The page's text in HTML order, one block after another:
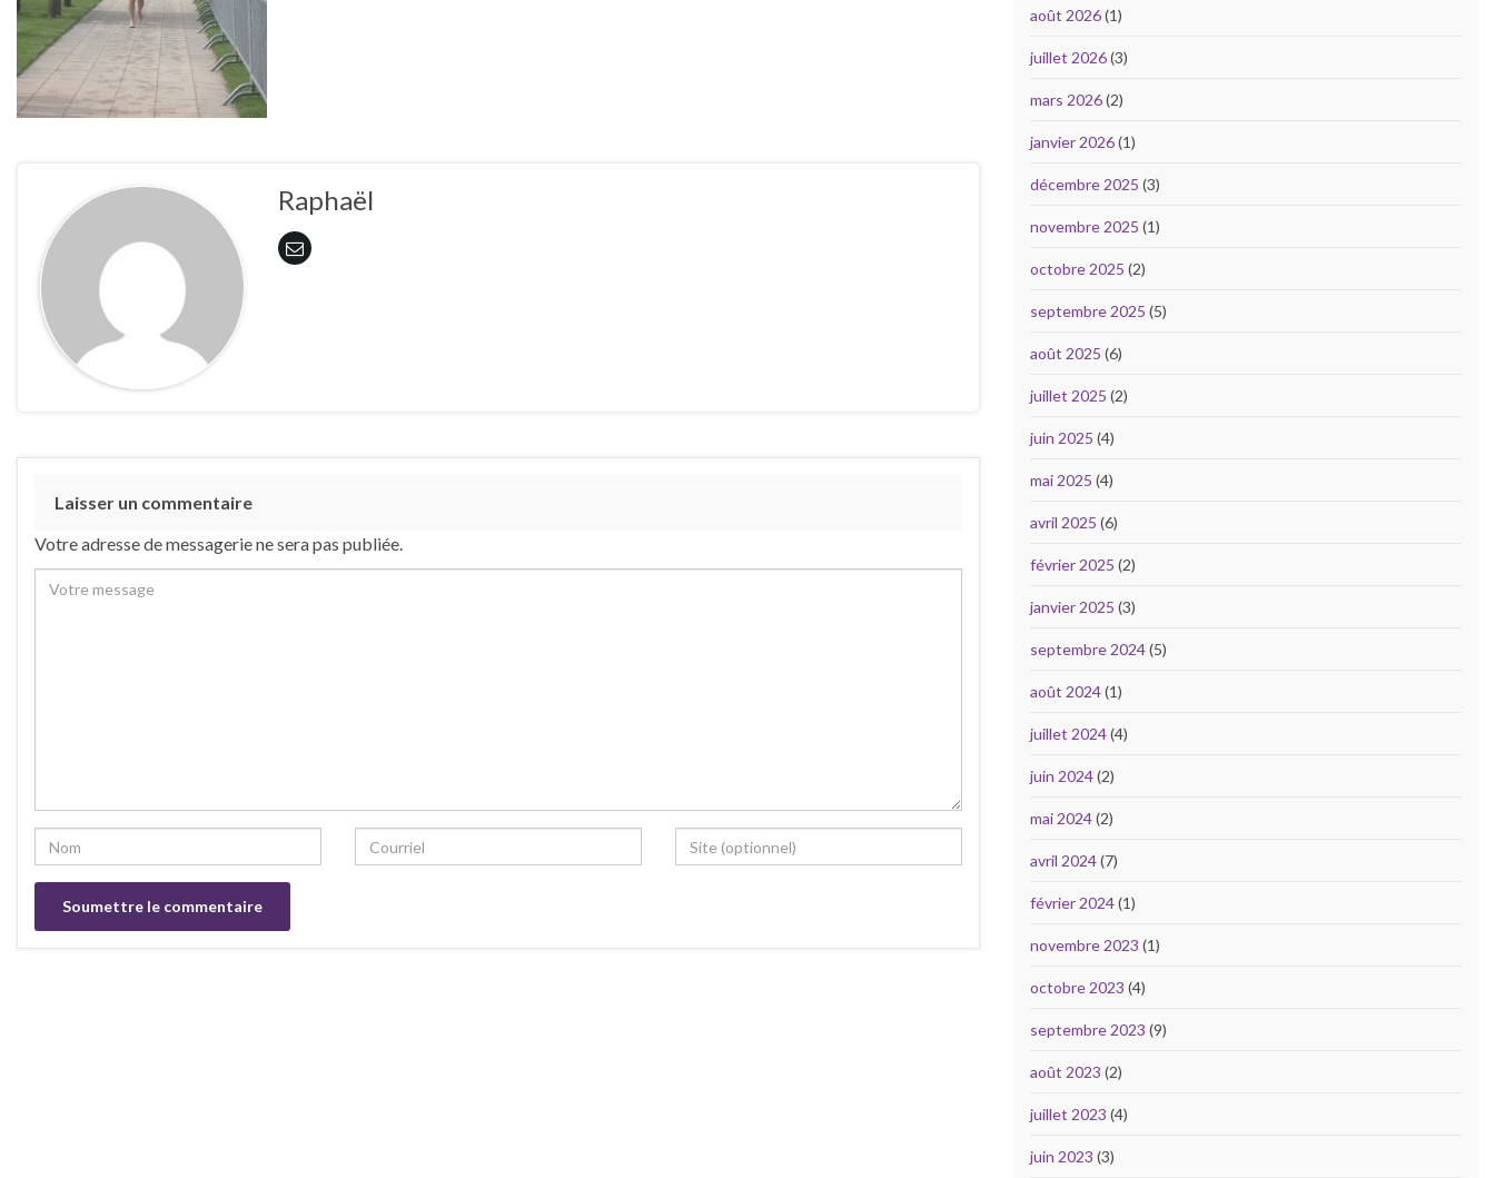
Raphaël
Laisser un commentaire
Votre adresse de messagerie ne sera pas publiée.
août 2026(1)
juillet 2026(3)
mars 2026(2)
janvier 2026(1)
décembre 2025 (3)
novembre 2025 (1)
octobre 2025 (2)
septembre 2025 (5)
août 2025 (6)
juillet 2025 (2)
juin 2025 (4)
mai 2025 (4)
avril 2025 (6)
février 2025 (2)
janvier 2025 (3)
septembre 2024(5)
août 2024(1)
juillet 2024(4)
juin 2024(2)
mai 2024(2)
avril 2024(7)
février 2024(1)
novembre 2023 (1)
octobre 2023 (4)
septembre 2023 (9)
août 2023 (2)
juillet 2023 (4)
juin 2023 (3)